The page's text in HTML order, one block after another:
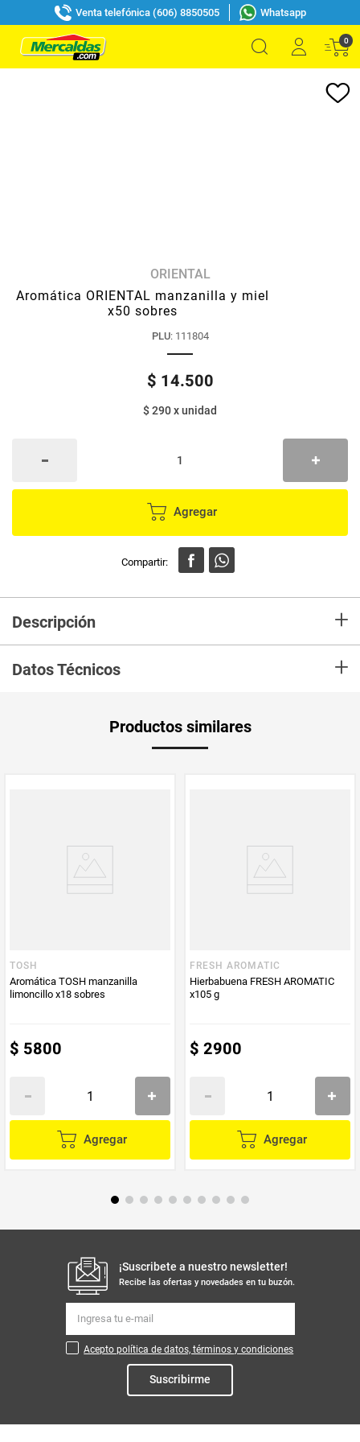
Venta telefónica (606) 8850505 Whatsapp
0
ORIENTAL
Aromática ORIENTAL manzanilla y miel
x50 sobres
PLU: 111804
$ 14.500
$ 290xunidad
Agregar
Descripción +
aroma además de su suave y calmante sabor.
Datos Técnicos +
Producto (kg)
Productos similares
TOSH
Aromática TOSH manzanilla
limoncillo x18 sobres
$ 5800
Agregar
FRESH AROMATIC
Hierbabuena FRESH AROMATIC
x105 g
$ 2900
Agregar
¡Suscribete a nuestro newsletter!
Recibe las ofertas y novedades en tu buzón.
Acepto política de datos, términos y condiciones
Suscribirme